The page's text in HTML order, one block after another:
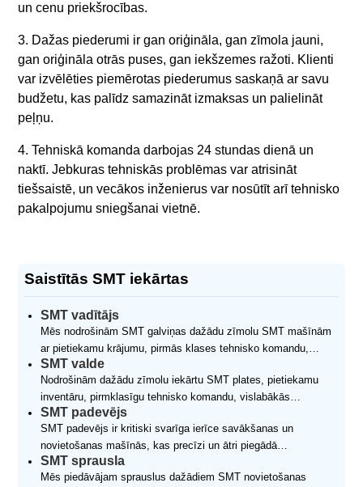
un cenu priekšrocības.
3. Dažas piederumi ir gan oriģināla, gan zīmola jauni,
gan oriģināla otrās puses, gan iekšzemes ražoti. Klienti
var izvēlēties piemērotas piederumus saskaņā ar savu
budžetu, kas palīdz samazināt izmaksas un palielināt
peļņu.
4. Tehniskā komanda darbojas 24 stundas dienā un
naktī. Jebkuras tehniskās problēmas var atrisināt
tiešsaistē, un vecākos inženierus var nosūtīt arī tehnisko
pakalpojumu sniegšanai vietnē.
Saistītās SMT iekārtas
SMT vadītājs
Mēs nodrošinām SMT galviņas dažādu zīmolu SMT mašīnām
ar pietiekamu krājumu, pirmās klases tehnisko komandu,
vislabākās kvalitātes nodrošināšanu, milzīgu cenu priekšrocību
un ātrāko piegādes ātrumu
SMT valde
Nodrošinām dažādu zīmolu iekārtu SMT plates, pietiekamu
inventāru, pirmklasīgu tehnisko komandu, vislabākās
kvalitātes nodrošinājumu, milzīgu cenu priekšrocību un ātrāko
piegādes ātrumu.
SMT padevējs
SMT padevējs ir kritiski svarīga ierīce savākšanas un
novietošanas mašīnās, kas precīzi un ātri piegādā
komponentus izvietošanas galvai. Kā specializēts SMT
padevēju piegādes centrs mēs piedāvājam visu zīmolu un
SMT sprausla
Mēs piedāvājam sprauslus dažādiem SMT novietošanas